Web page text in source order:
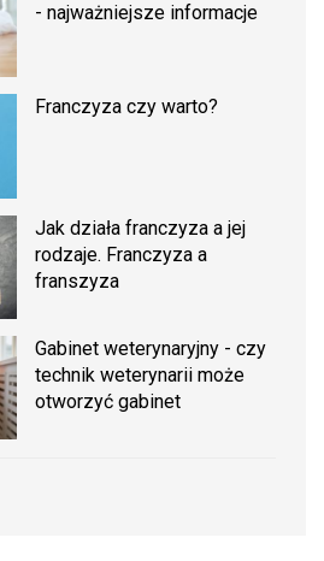
- najważniejsze informacje
Franczyza czy warto?
Jak działa franczyza a jej
rodzaje. Franczyza a
franszyza
Gabinet weterynaryjny - czy
technik weterynarii może
otworzyć gabinet